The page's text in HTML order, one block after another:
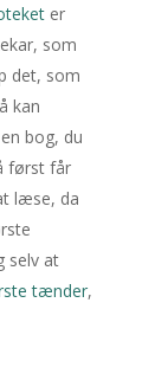
er
som
det, som
kan
bog, du
først får
læse, da
selv at
tænder,
Ti O To
12
19 20